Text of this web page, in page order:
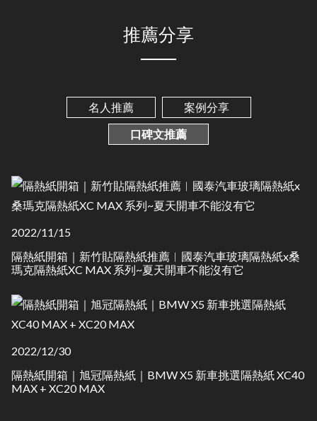
推薦分享
名人推薦
案例分享
口碑文推薦
2022/11/15
隔熱紙開箱｜新竹貼隔熱紙推薦︱國泰汽車玻璃隔熱紙x桑
瑪克隔熱紙XC MAX 系列~夏天開車不能沒有它
2022/12/30
隔熱紙開箱｜旭冠隔熱紙｜BMW X5 新車挑選隔熱紙 XC40
MAX + XC20 MAX